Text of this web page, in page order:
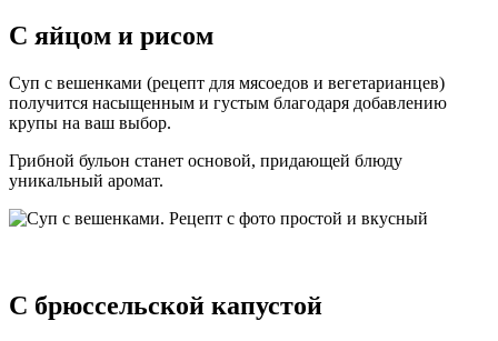
С яйцом и рисом
Суп с вешенками (рецепт для мясоедов и вегетарианцев)
получится насыщенным и густым благодаря добавлению
крупы на ваш выбор.
Грибной бульон станет основой, придающей блюду
уникальный аромат.
С брюссельской капустой